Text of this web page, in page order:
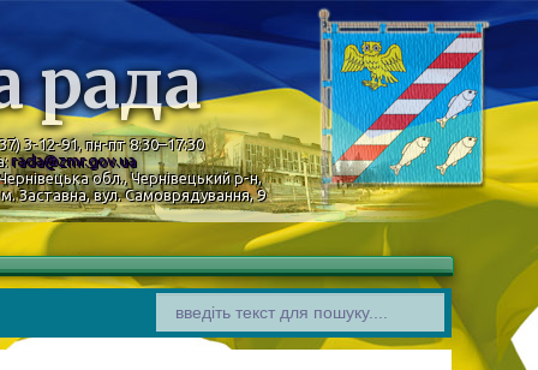
рада
3-12-91, пн-пт 8:30–17:30
rada@zmr.gov.ua
обл., Чернівецький р-н,
м. Заставна, вул. Самоврядування, 9